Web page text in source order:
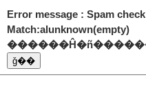
Error message : Spam
Match:alunknown(empty)